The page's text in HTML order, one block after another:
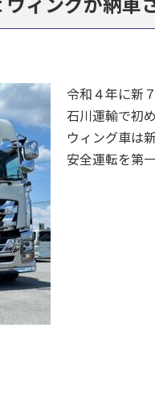
令和４年に新
石川運輸で初
ウィング車は
安全運転を第